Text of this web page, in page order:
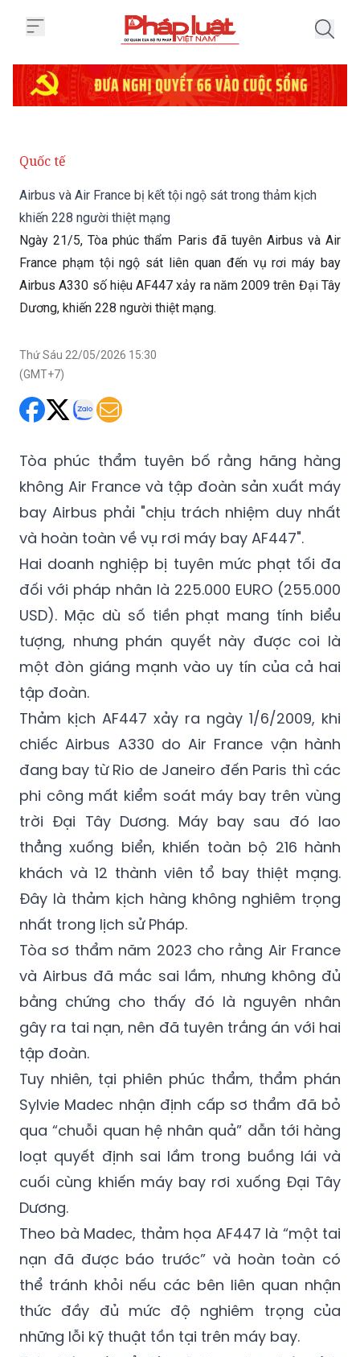
Airbus và Air France bị kết tội ngộ sát trong thảm kịch
Ngày 21/5, Tòa phúc thẩm Paris đã tuyên Airbus và Air
France phạm tội ngộ sát liên quan đến vụ rơi máy bay
Airbus A330 số hiệu AF447 xảy ra năm 2009 trên Đại Tây
Dương, khiến 228 người thiệt mạng.
Thứ Sáu 22/05/2026 15:30
Tòa phúc thẩm tuyên bố rằng hãng hàng
bay Airbus phải "chịu trách nhiệm duy nhất
và hoàn toàn về vụ rơi máy bay AF447".
Hai doanh nghiệp bị tuyên mức phạt tối đa
đối với pháp nhân là 225.000 EURO (255.000
USD). Mặc dù số tiền phạt mang tính biểu
tượng, nhưng phán quyết này được coi là
một đòn giáng mạnh vào uy tín của cả hai
tập đoàn.
Thảm kịch AF447 xảy ra ngày 1/6/2009, khi
chiếc Airbus A330 do Air France vận hành
đang bay từ Rio de Janeiro đến Paris thì các
phi công mất kiểm soát máy bay trên vùng
trời Đại Tây Dương. Máy bay sau đó lao
thẳng xuống biển, khiến toàn bộ 216 hành
khách và 12 thành viên tổ bay thiệt mạng.
Đây là thảm kịch hàng không nghiêm trọng
nhất trong lịch sử Pháp.
Tòa sơ thẩm năm 2023 cho rằng Air France
và Airbus đã mắc sai lầm, nhưng không đủ
bằng chứng cho thấy đó là nguyên nhân
gây ra tai nạn, nên đã tuyên trắng án với hai
tập đoàn.
Tuy nhiên, tại phiên phúc thẩm, thẩm phán
Sylvie Madec nhận định cấp sơ thẩm đã bỏ
qua “chuỗi quan hệ nhân quả” dẫn tới hàng
loạt quyết định sai lầm trong buồng lái và
cuối cùng khiến máy bay rơi xuống Đại Tây
Dương.
Theo bà Madec, thảm họa AF447 là “một tai
nạn đã được báo trước” và hoàn toàn có
thể tránh khỏi nếu các bên liên quan nhận
thức đầy đủ mức độ nghiêm trọng của
những lỗi kỹ thuật tồn tại trên máy bay.
Tại phiên xét xử, tòa được nghe phân tích
cho thấy các ống pitot - thiết bị dùng để đo